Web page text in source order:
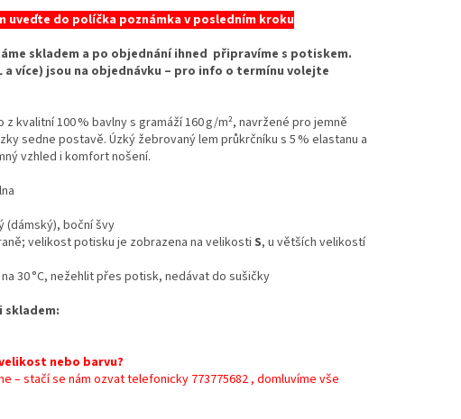
uveďte do políčka poznámka v posledním kroku
skladem a po objednání ihned připravíme s potiskem.
a více) jsou na objednávku – pro info o termínu volejte
kvalitní 100 % bavlny s gramáží 160 g/m², navržené pro jemně
sedne postavě. Úzký žebrovaný lem průkrčníku s 5 % elastanu a
vzhled i komfort nošení.
(dámský), boční švy
velikost potisku je zobrazena na velikosti S, u větších velikostí
30 °C, nežehlit přes potisk, nedávat do sušičky
skladem:
nebo barvu?
– stačí se nám ozvat telefonicky 773775682 , domluvíme vše